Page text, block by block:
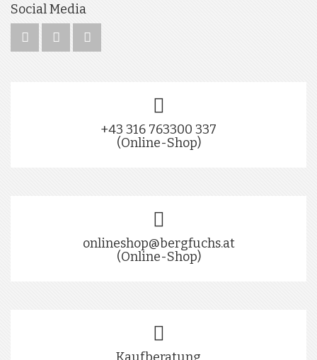
Social Media
+43 316 763300 337
(Online-Shop)
onlineshop@bergfuchs.at
(Online-Shop)